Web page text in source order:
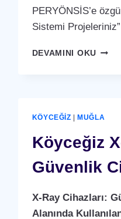
PERYÖNSİS’e
Sistemi
DEVAMINI OKU
KÖYCEĞIZ MUĞLA
Köyceğiz
Güvenlik
X-Ray Cihazları:
Alanında